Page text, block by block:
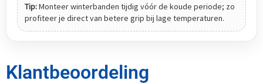
Tip:Monteer winterbanden tijdig vóór de koude periode; zo
profiteer je direct van betere grip bij lage temperaturen.
Klantbeoordeling